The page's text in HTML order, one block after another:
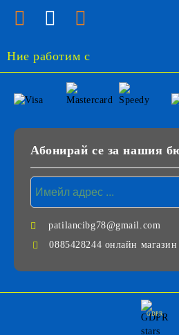
Ние работим с
Абонирай се за нашия
patilancibg78@gmail.com
0885428244 онлайн магазин
GDPR